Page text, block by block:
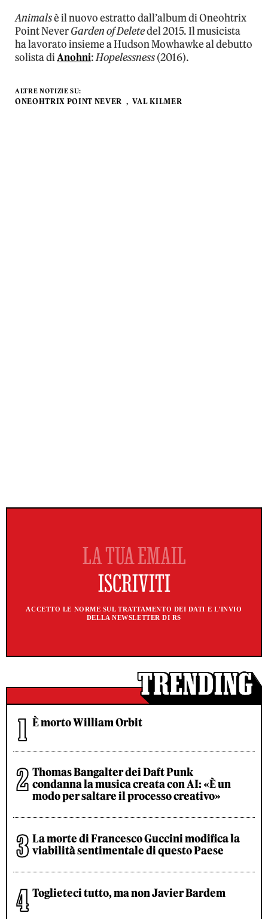
Animalsè il nuovo estratto dall’album di Oneohtrix
Point NeverGarden of Deletedel 2015. Il musicista
ha lavorato insieme a Hudson Mowhawke al debutto
solista diAnohni:Hopelessness(2016).
ALTRE NOTIZIE SU:
ONEOHTRIX POINT NEVER VAL KILMER
ACCETTO LE NORME SUL TRATTAMENTO DEI DATI E L'INVIO
DELLA NEWSLETTER DI RS
È morto William Orbit
Thomas Bangalter dei Daft Punk
condanna la musica creata con AI: «È un
modo per saltare il processo creativo»
La morte di Francesco Guccini modifica la
viabilità sentimentale di questo Paese
Toglieteci tutto, ma non Javier Bardem